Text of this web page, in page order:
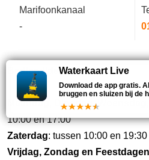
Marifoonkanaal
-
Bedientijden deze week
Maandag, Dinsdag,
10:00 en 17:00
Zaterdag: tussen 10:00 en 19:30
Vrijdag, Zondag en Feestdagen
Waterkaart Live
Download de app gratis.
bruggen en sluizen bij de